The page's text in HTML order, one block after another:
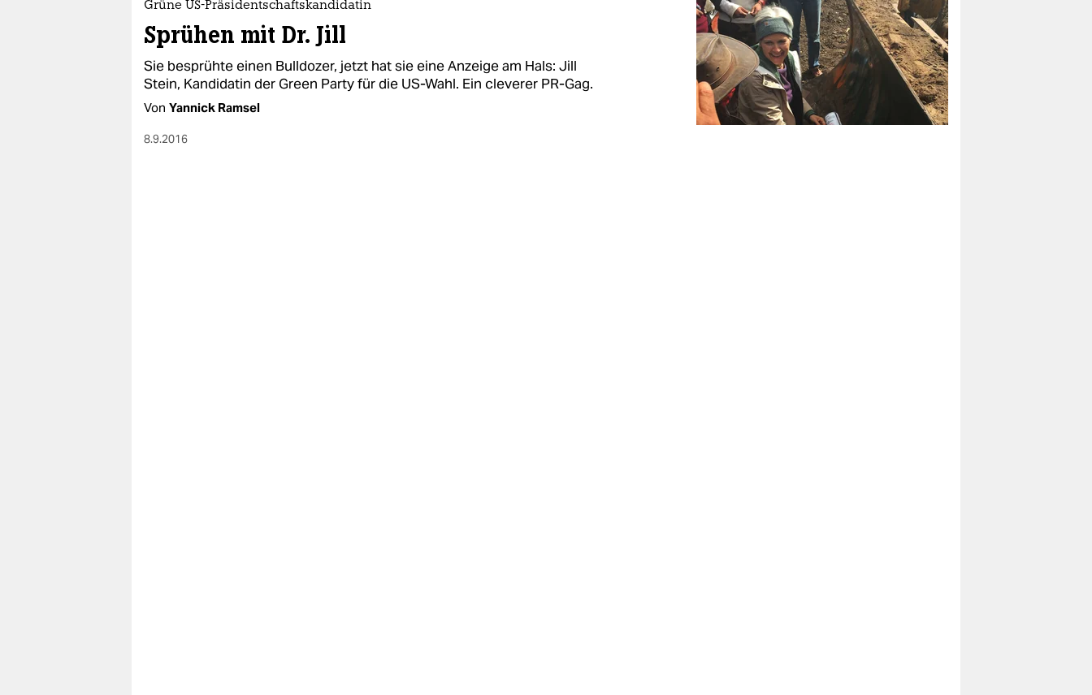
Grüne US-Präsidentschaftskandidatin
Sprühen mit Dr. Jill
Sie besprühte einen Bulldozer, jetzt hat sie eine Anzeige am Hals: Jill
Stein, Kandidatin der Green Party für die US-Wahl. Ein cleverer PR-Gag.
Von Yannick Ramsel
8.9.2016